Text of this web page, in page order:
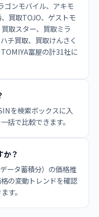
ゴンモバイル、アキモ
買取TOJO、ゲストモ
取スター、買取ミラ
チ買取、買取けんさく
富屋の計31社に
を検索ボックスに入
括で比較できます。
か？
ータ蓄積分）の価格推
の変動トレンドを確認
す。